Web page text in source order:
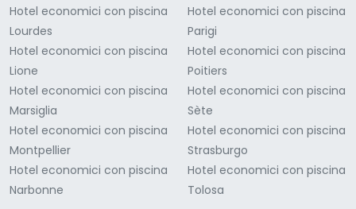
Hotel economici con piscina
Lourdes
Hotel economici con piscina
Lione
Hotel economici con piscina
Marsiglia
Hotel economici con piscina
Montpellier
Hotel economici con piscina
Narbonne
Hotel economici con piscina
Parigi
Hotel economici con piscina
Poitiers
Hotel economici con piscina
Sète
Hotel economici con piscina
Strasburgo
Hotel economici con piscina
Tolosa